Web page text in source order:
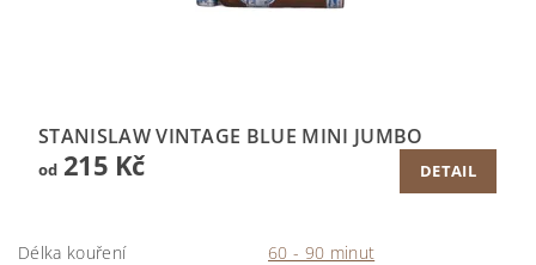
STANISLAW VINTAGE BLUE MINI JUMBO
od215 Kč DETAIL
Délka kouření
60 - 90 minut